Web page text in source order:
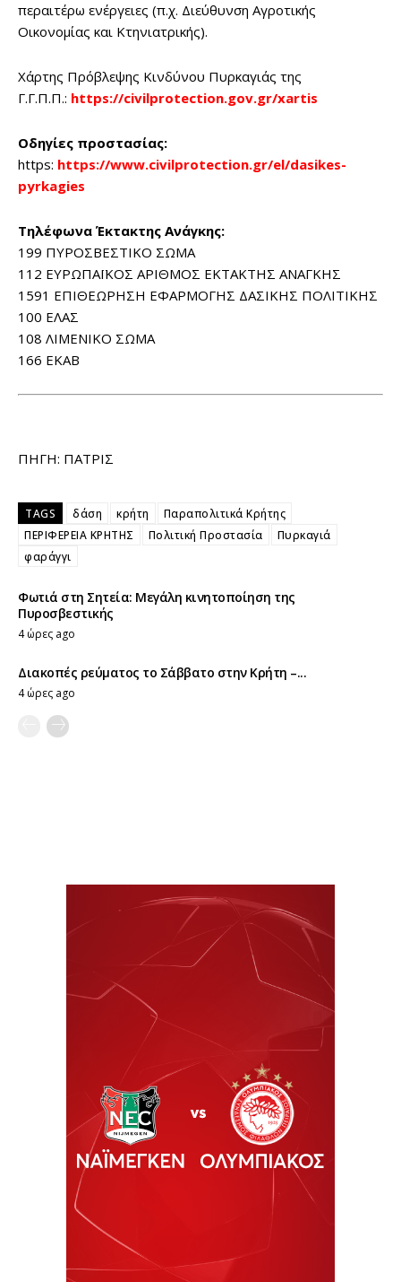
περαιτέρω ενέργειες (π.χ. Διεύθυνση Αγροτικής
Οικονομίας και Κτηνιατρικής).
Χάρτης Πρόβλεψης Κινδύνου Πυρκαγιάς της
Γ.Γ.Π.Π.: https://civilprotection.gov.gr/xartis
Οδηγίες προστασίας:
https: https://www.civilprotection.gr/el/dasikes-
pyrkagies
Τηλέφωνα Έκτακτης Ανάγκης:
199 ΠΥΡΟΣΒΕΣΤΙΚΟ ΣΩΜΑ
112 ΕΥΡΩΠΑΪΚΟΣ ΑΡΙΘΜΟΣ ΕΚΤΑΚΤΗΣ ΑΝΑΓΚΗΣ
1591 ΕΠΙΘΕΩΡΗΣΗ ΕΦΑΡΜΟΓΗΣ ΔΑΣΙΚΗΣ ΠΟΛΙΤΙΚΗΣ
100 ΕΛΑΣ
108 ΛΙΜΕΝΙΚΟ ΣΩΜΑ
166 ΕΚΑΒ
ΠΗΓΗ: ΠΑΤΡΙΣ
TAGS δάση κρήτη
Παραπολιτικά Κρήτης
ΠΕΡΙΦΕΡΕΙΑ ΚΡΗΤΗΣ
Πολιτική Προστασία
Πυρκαγιά
φαράγγι
Φωτιά στη Σητεία: Μεγάλη κινητοποίηση της
Πυροσβεστικής
4 ώρες ago
Διακοπές ρεύματος το Σάββατο στην Κρήτη –...
4 ώρες ago